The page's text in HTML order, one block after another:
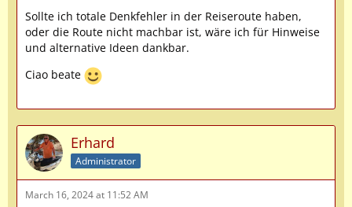
Sollte ich totale Denkfehler in der Reiseroute haben,
oder die Route nicht machbar ist, wäre ich für Hinweise
und alternative Ideen dankbar.
Ciao beate
Erhard
Administrator
March 16, 2024 at 11:52 AM